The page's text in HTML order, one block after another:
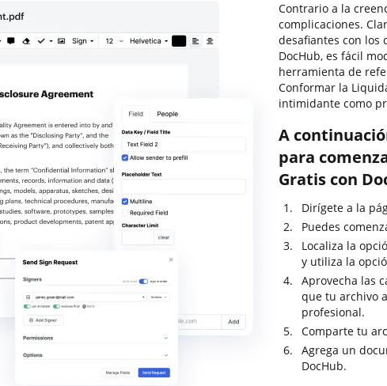
Contrario a la
complicaciones.
desafiantes con los
DocHub, es fácil
herramienta de
Conformar la
intimidante como
A
para
Gratis con
Dirígete a la
Puedes
Localiza la
y utiliza la
Aprovecha las
que tu archivo
profesional.
Comparte tu
Agrega un
DocHub.